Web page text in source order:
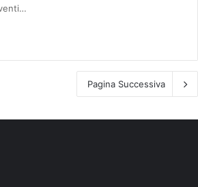
Pagina Successiva